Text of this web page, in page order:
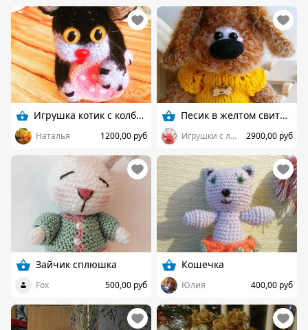
Игрушка котик с колбаской
Наталья 1200,00 руб
Песик в желтом свитере
Игрушки с любовью:-* 2900,00 руб
Зайчик сплюшка
Fox 500,00 руб
Кошечка
Юлия 400,00 руб